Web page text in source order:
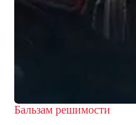
Бальзам решимости